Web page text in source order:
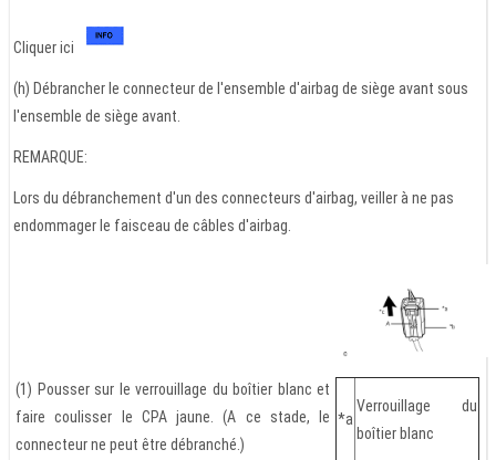
Cliquer ici
(h) Débrancher le connecteur de l'ensemble d'airbag de siège avant sous
l'ensemble de siège avant.
REMARQUE:
Lors du débranchement d'un des connecteurs d'airbag, veiller à ne pas
endommager le faisceau de câbles d'airbag.
(1) Pousser sur le verrouillage du boîtier blanc et
faire coulisser le CPA jaune. (A ce stade, le
connecteur ne peut être débranché.)
*a
Verrouillage du
boîtier blanc